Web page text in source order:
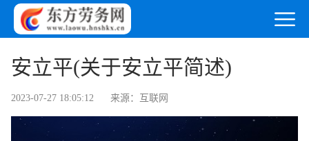
安立平(关于安立平简述)
2023-07-27 18:05:12 来源：互联网